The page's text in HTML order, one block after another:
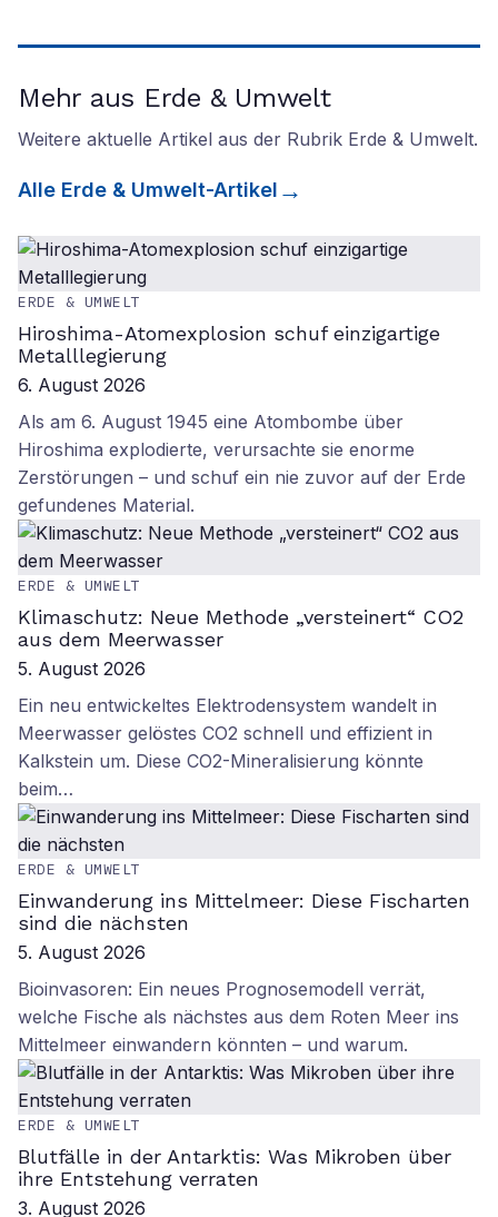
Mehr aus Erde & Umwelt
Weitere aktuelle Artikel aus der Rubrik Erde & Umwelt.
Alle Erde & Umwelt-Artikel
ERDE & UMWELT
Hiroshima-Atomexplosion schuf einzigartige
Metalllegierung
6. August 2026
Als am 6. August 1945 eine Atombombe über
Hiroshima explodierte, verursachte sie enorme
Zerstörungen – und schuf ein nie zuvor auf der Erde
gefundenes Material.
ERDE & UMWELT
Klimaschutz: Neue Methode „versteinert“ CO2
aus dem Meerwasser
5. August 2026
Ein neu entwickeltes Elektrodensystem wandelt in
Meerwasser gelöstes CO2 schnell und effizient in
Kalkstein um. Diese CO2-Mineralisierung könnte
beim…
ERDE & UMWELT
Einwanderung ins Mittelmeer: Diese Fischarten
sind die nächsten
5. August 2026
Bioinvasoren: Ein neues Prognosemodell verrät,
welche Fische als nächstes aus dem Roten Meer ins
Mittelmeer einwandern könnten – und warum.
ERDE & UMWELT
Blutfälle in der Antarktis: Was Mikroben über
ihre Entstehung verraten
3. August 2026